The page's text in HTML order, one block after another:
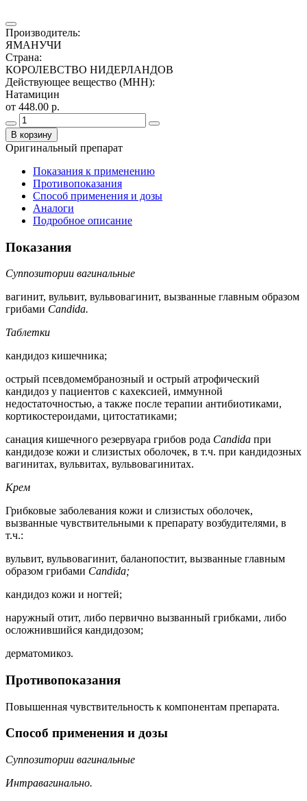
Производитель:
ЯМАНУЧИ
Страна:
КОРОЛЕВСТВО НИДЕРЛАНДОВ
Действующее вещество (МНН):
Натамицин
от 448.00 р.
В корзину
Оригинальный препарат
Показания к применению
Противопоказания
Способ применения и дозы
Аналоги
Подробное описание
Показания
Суппозитории вагинальные
вагинит, вульвит, вульвовагинит, вызванные главным образом
грибами Candida.
Таблетки
кандидоз кишечника;
острый псевдомембранозный и острый атрофический
кандидоз у пациентов с кахексией, иммунной
недостаточностью, а также после терапии антибиотиками,
кортикостероидами, цитостатиками;
санация кишечного резервуара грибов рода Candida при
кандидозе кожи и слизистых оболочек, в т.ч. при кандидозных
вагинитах, вульвитах, вульвовагинитах.
Крем
Грибковые заболевания кожи и слизистых оболочек,
вызванные чувствительными к препарату возбудителями, в
т.ч.:
вульвит, вульвовагинит, баланопостит, вызванные главным
образом грибами Candida;
кандидоз кожи и ногтей;
наружный отит, либо первично вызванный грибками, либо
осложнившийся кандидозом;
дерматомикоз.
Противопоказания
Повышенная чувствительность к компонентам препарата.
Способ применения и дозы
Суппозитории вагинальные
Интравагинально.